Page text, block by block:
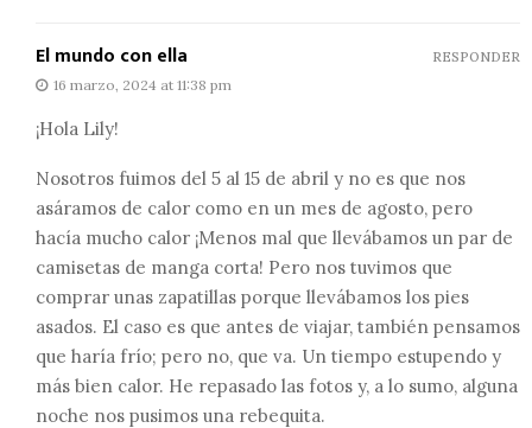
El mundo con ella
16 marzo, 2024 at 11:38 pm
¡Hola Lily!
Nosotros fuimos del 5 al 15 de abril y no es que nos
asáramos de calor como en un mes de agosto, pero
hacía mucho calor ¡Menos mal que llevábamos un par de
camisetas de manga corta! Pero nos tuvimos que
comprar unas zapatillas porque llevábamos los pies
asados. El caso es que antes de viajar, también pensamos
que haría frío; pero no, que va. Un tiempo estupendo y
más bien calor. He repasado las fotos y, a lo sumo, alguna
noche nos pusimos una rebequita.
RESPONDER